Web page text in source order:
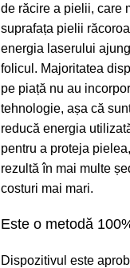
de răcire a pielii, care
suprafața pielii
energia laserului
folicul. Majoritatea
pe piață nu au
tehnologie, așa că
reducă energia
pentru a proteja
rezultă în mai multe
costuri mai mari.
Este o metodă
Dispozitivul este